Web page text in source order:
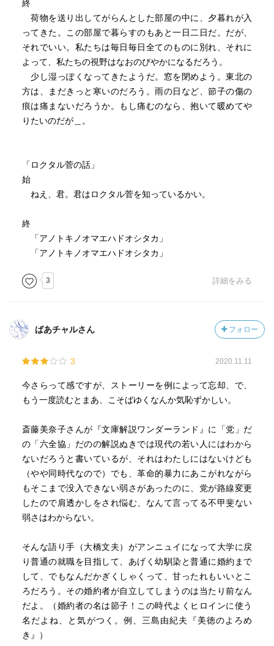
になっている。
その漫画内で、桐山襲「風のクロニクル」の〈勿論、Ｎ
よ、僕は青春などという吐き気のする言葉によって、その
日々のことを語ろうとは思っていない。〉という文が引用
されていて、
ポール・ニザン「アデン・アラビア」の〈ぼくは二十歳だ
った。 それがひとの一生でいちばん美しい年齢だなどとだ
に難物かつ意義深い好みの作だと感じ入り、何かしら関連
チラシの裏的な前書きは以上。
・そもそも高野、桐山に比べて、柴田は十年くらい？ 年
上。大江健三郎と同い年だ。大江もまた学生運動を題材に
ンパシーやらなんやらを憶えていたように思う。おそらく
本作で描かれる運動は、そうはいってもまだ牧歌的だっ
・実際作者はすでに大学の教える側にまわったり、留学し
たりして、あさま山荘事件(1972)のようなドン詰まり感覚
にノスタルジーに浸れる、ギリギリの年代。
・三島は一世代上だが若者に向き合ってくれる右翼（近代
ゴリラ！）として向き合った、大江は落ちていく闘争をバ
た）、さらに下の世代の村上龍はのちに「69 sixty nine」で
ギャグにしたり、村上春樹は「ノルウェイの森」で隠微に
しか当時を描かなかった……と思えば、やはり本作は牧歌
的すぎて、わらけてしまう。敢えて下品な表現をするが、
やり逃げ、時代の空気と寝て、売れて名声を得て生活安泰
ヨカッタネな世代感……。もちろんその後の作品を未読だ
の読者であろう年配者が、所謂青春の一冊であると訥々と
書く記事がある。一方、全然わけわからんという感想も、
ちらほら。読んで面白くなければわざわざ感想を書かず打
ち捨てる人も多いだろうから、その比率を云々はできない
が、賛否両論であることは間違いない。というか、本作よ
りも、本作への感想を読むのが面白かった。時代性込み、
終
荷物を送り出してがらんとした部屋の中に、夕暮れが入
ってきた。この部屋で暮らすのもあと一日二日だ。だが、
それでいい。私たちは毎日毎日全てのものに別れ、それに
よって、私たちの視野はなおのびやかになるだろう。
少し湿っぽくなってきたようだ。窓を閉めよう。東北の
方は、まだきっと寒いのだろう。雨の日など、節子の傷の
痕は痛まないだろうか。もし痛むのなら、抱いて暖めてや
りたいのだが＿。
「ロクタル菅の話」
始
ねえ、君。君はロクタル菅を知っているかい。
終
「アノトキノオマエハドオシタカ」
「アノトキノオマエハドオシタカ」
3 詳細をみる
ばあチャルさん フォロー
3 2020.11.11
今さらって感ですが、ストーリーを例によって忘却、で、
もう一度読むとまあ、こそばゆくなんか気恥ずかしい。
斎藤美奈子さんが『文庫解説ワンダーランド』に「党」だ
の「六全協」だのの解説ぬきでは現代の若い人にはわから
ないだろうと書いているが、それはわたしにはないけども
（やや同時代なので）でも、革命的暴力にあこがれながら
もそこまで没入できない弱さがあったのに、党が路線変更
したので肩透かしをされ悩む、なんて言ってる不甲斐ない
弱さはわからない。
そんな語り手（大橋文夫）がアンニュイになって大学に戻
り普通の就職を目指して、あげく幼馴染と普通に婚約まで
して、でもなんだかぎくしゃくって、甘ったれもいいとこ
ろだろう。その婚約者が自立してしまうのは当たり前なん
だよ。（婚約者の名は節子！この時代よくヒロインに使う
名だよね、と気がつく。例、三島由紀夫『美徳のよろめ
き』）